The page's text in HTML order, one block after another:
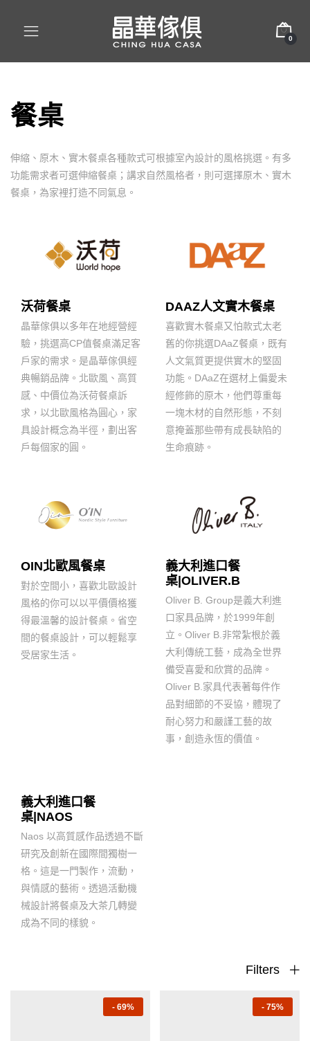
0
餐桌
伸縮、原木、實木餐桌各種款式可根據室內設計的風格挑選。有多
功能需求者可選伸縮餐桌；講求自然風格者，則可選擇原木、實木
餐桌，為家裡打造不同氣息。
沃荷餐桌
晶華傢俱以多年在地經營經
驗，挑選高CP值餐桌滿足客
戶家的需求。是晶華傢俱經
典暢銷品牌。北歐風、高質
感、中價位為沃荷餐桌訴
求，以北歐風格為圓心，家
具設計概念為半徑，劃出客
戶每個家的圓。
DAAZ人文實木餐桌
喜歡實木餐桌又怕款式太老
舊的你挑選DAaZ餐桌，既有
人文氣質更提供實木的堅固
功能。DAaZ在選材上偏愛未
經修飾的原木，他們尊重每
一塊木材的自然形態，不刻
意掩蓋那些帶有成長缺陷的
生命痕跡。
OIN北歐風餐桌
對於空間小，喜歡北歐設計
風格的你可以以平價價格獲
得最溫馨的設計餐桌。省空
間的餐桌設計，可以輕鬆享
受居家生活。
義大利進口餐
桌|OLIVER.B
Oliver B. Group是義大利進
口家具品牌，於1999年創
立。Oliver B.非常紮根於義
大利傳統工藝，成為全世界
備受喜愛和欣賞的品牌。
Oliver B.家具代表著每件作
品對細節的不妥協，體現了
耐心努力和嚴謹工藝的故
事，創造永恆的價值。
義大利進口餐
桌|NAOS
Naos 以高質感作品透過不斷
研究及創新在國際間獨樹一
格。這是一門製作，流動，
與情感的藝術。透過活動機
械設計將餐桌及大茶几轉變
成為不同的樣貌。
Filters
- 69% - 75%